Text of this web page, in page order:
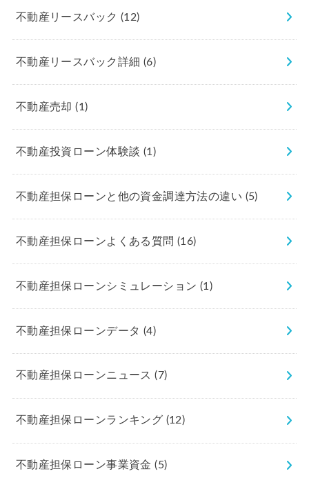
不動産リースバック (12)
不動産リースバック詳細 (6)
不動産売却(1)
不動産投資ローン体験談 (1)
不動産担保ローンと他の資金調達方法の違い (5)
不動産担保ローンよくある質問(16)
不動産担保ローンシミュレーション (1)
不動産担保ローンデータ (4)
不動産担保ローンニュース(7)
不動産担保ローンランキング (12)
不動産担保ローン事業資金(5)